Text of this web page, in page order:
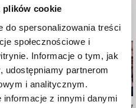
plików cookie
do spersonalizowania treści
społecznościowe i
Informacje o tym, jak
partnerom
i analitycznym.
informacje z innymi danymi
Festival
Film Festival
Festival
Helena